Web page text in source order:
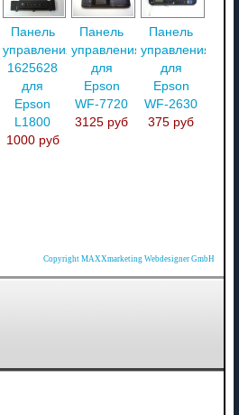
Панель
управления
1625628
для
Epson
L1800
1000 руб
Панель
управления
для
Epson
WF-7720
3125 руб
Панель
управления
для
Epson
WF-2630
375 руб
Copyright MAXXmarketing Webdesigner GmbH